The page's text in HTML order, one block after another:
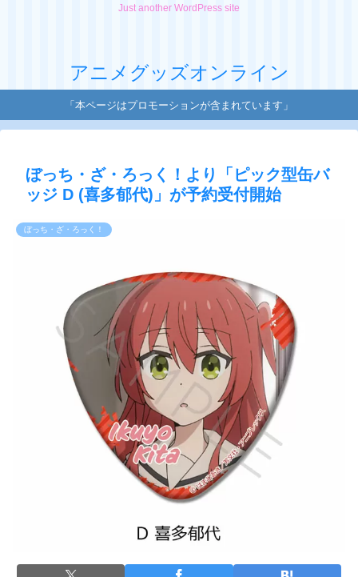
Just another WordPress site
アニメグッズオンライン
「本ページはプロモーションが含まれています」
ぼっち・ざ・ろっく！より「ピック型缶バ
ッジ D (喜多郁代)」が予約受付開始
ぼっち・ざ・ろっく！